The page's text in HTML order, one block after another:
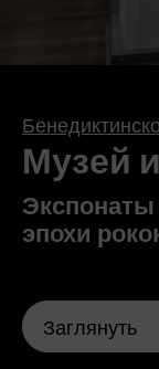
Музей
Экспонаты
эпохи
Заглянуть